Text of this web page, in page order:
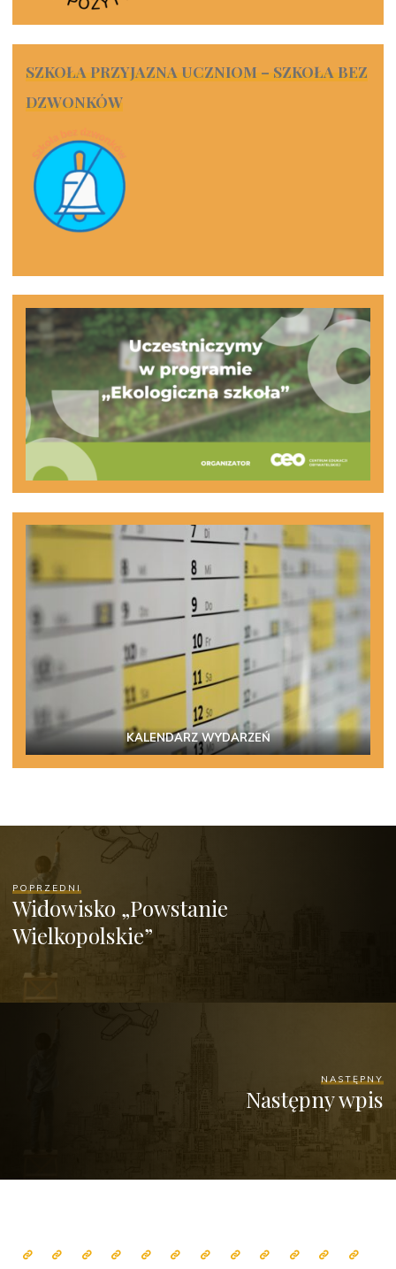
SZKOŁA PRZYJAZNA UCZNIOM – SZKOŁA BEZ
DZWONKÓW
KALENDARZ WYDARZEŃ
POPRZEDNI
Widowisko „Powstanie
Wielkopolskie”
NASTĘPNY
Następny wpis